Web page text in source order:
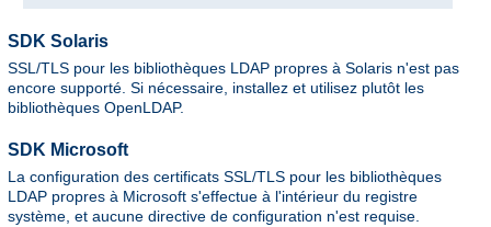
SDK Solaris
SSL/TLS pour les bibliothèques LDAP propres à Solaris n'est pas
encore supporté. Si nécessaire, installez et utilisez plutôt les
bibliothèques OpenLDAP.
SDK Microsoft
La configuration des certificats SSL/TLS pour les bibliothèques
LDAP propres à Microsoft s'effectue à l'intérieur du registre
système, et aucune directive de configuration n'est requise.